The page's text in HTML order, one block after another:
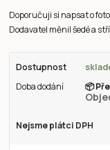
Doporučuji si napsat o
Dodavatel měnil šedé a
Dostupnost
Doba dodání
📦
Nejsme plátci DPH